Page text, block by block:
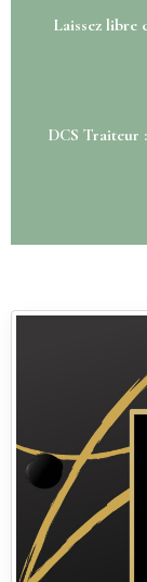
Laissez libre
DCS Traiteur